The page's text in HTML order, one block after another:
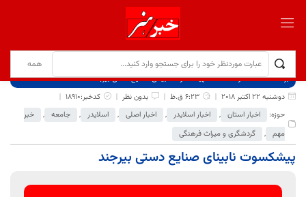
برگ نخست نوشته‌ها
پیشکسوت نابینای صنایع دستی بیرجند
دوشنبه 22 اکتبر 2018
6:23 ق.ظ بدون نظر
کدخبر:18910
حوزه:
اخبار استان , اخبار اسلایدر , اخبار اصلی , اسلایدر , جامعه ,
خبر
مهم , گردشگری و میراث فرهنگی
پیشکسوت نابینای صنایع دستی بیرجند